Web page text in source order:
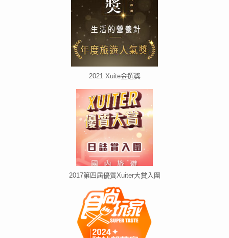
2021 Xuite金選獎
2017第四屆優質Xuiter大賞入圍